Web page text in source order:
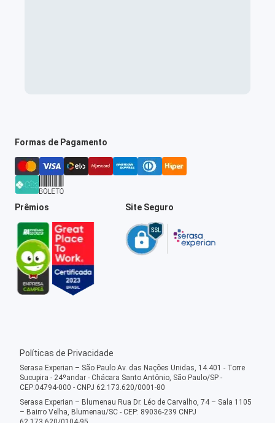
Formas de Pagamento
Prêmios Site Seguro
Políticas de Privacidade
Serasa Experian – São Paulo Av. das Nações Unidas, 14.401 - Torre
Sucupira - 24ºandar - Chácara Santo Antônio, São Paulo/SP -
CEP:04794-000 - CNPJ 62.173.620/0001-80
Serasa Experian – Blumenau Rua Dr. Léo de Carvalho, 74 – Sala 1105
– Bairro Velha, Blumenau/SC - CEP: 89036-239 CNPJ